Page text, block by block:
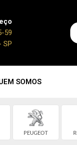
59
SP
SOMOS
PEUGEOT